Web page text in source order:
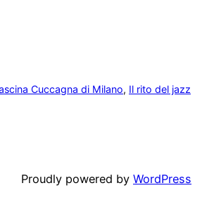
Cuccagna di Milano, Il rito del jazz
Proudly powered by WordPress